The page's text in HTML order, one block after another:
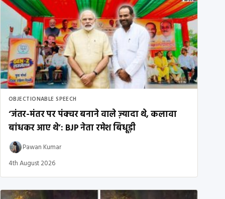
OBJECTIONABLE SPEECH
‘जंतर-मंतर पर पंक्चर बनाने वाले ज़्यादा थे, कलावा
बांधकर आए थे’: BJP नेता रमेश बिधूड़ी
Pawan Kumar
4th August 2026